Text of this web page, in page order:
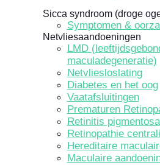
Sicca syndroom (droge
Symptomen &
Netvliesaandoeningen
LMD
maculadegeneratie)
Netvliesloslating
Diabetes en het oog
Vaatafsluitingen
Prematuren
Retinitis pigmentosa
Retinopathie
Hereditaire
Maculaire